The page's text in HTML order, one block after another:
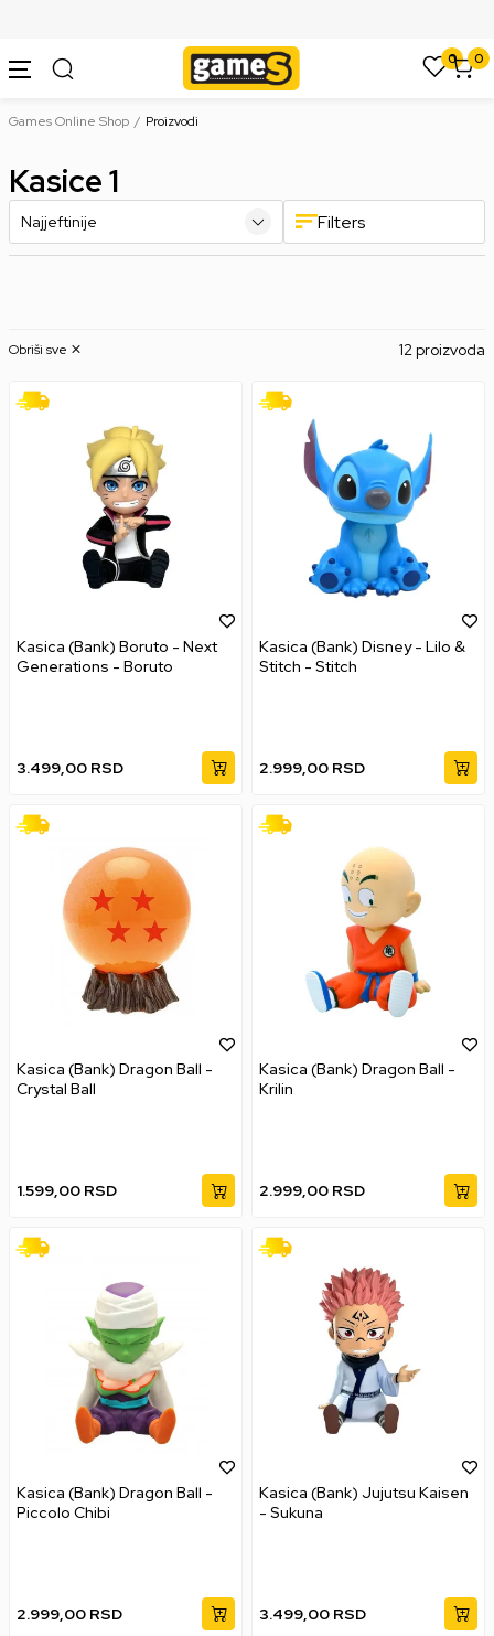
0 0
Games Online Shop Proizvodi
Kasice 1
Filters
12 proizvoda
Obriši sve
Kasica (Bank) Boruto - Next
Generations - Boruto
3.499,00 RSD
Kasica (Bank) Disney - Lilo &
Stitch - Stitch
2.999,00 RSD
Kasica (Bank) Dragon Ball -
Crystal Ball
1.599,00 RSD
Kasica (Bank) Dragon Ball -
Krilin
2.999,00 RSD
Kasica (Bank) Dragon Ball -
Piccolo Chibi
2.999,00 RSD
Kasica (Bank) Jujutsu Kaisen
- Sukuna
3.499,00 RSD